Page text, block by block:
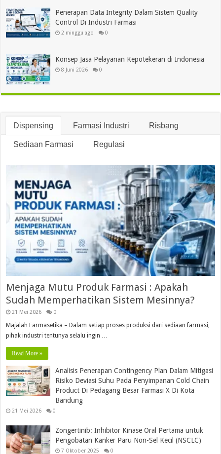
Penerapan Data Integrity Dalam Sistem Quality
Control Di Industri Farmasi
2 minggu ago 0
Konsep Jasa Pelayanan Kepotekeran di Indonesia
8 Juni 2026 0
Dispensing Farmasi Industri Risbang
Sediaan Farmasi Regulasi
Menjaga Mutu Produk Farmasi : Apakah
Sudah Memperhatikan Sistem Mesinnya?
21 Mei 2026 0
Majalah Farmasetika – Dalam setiap proses produksi dari sediaan farmasi,
pihak industri tentunya selalu ingin …
Read More »
Analisis Penerapan Contingency Plan Dalam Mitigasi
Risiko Deviasi Suhu Pada Penyimpanan Cold Chain
Product Di Pedagang Besar Farmasi X Di Kota
Bandung
21 Mei 2026 0
Zongertinib: Inhibitor Kinase Oral Pertama untuk
Pengobatan Kanker Paru Non-Sel Kecil (NSCLC)
7 Oktober 2025 0